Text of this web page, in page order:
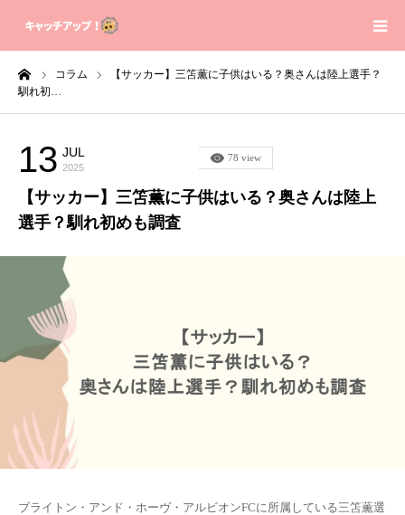
コラム
【サッカー】三笘薫に子供はいる？奥さんは陸上選手？
馴れ初…
13 JUL
2025
78 view
【サッカー】三笘薫に子供はいる？奥さんは陸上
選手？馴れ初めも調査
ブライトン・アンド・ホーヴ・アルビオンFCに所属している三笘薫選
Home
Privacy Policy
About us
芸能人の身長体重